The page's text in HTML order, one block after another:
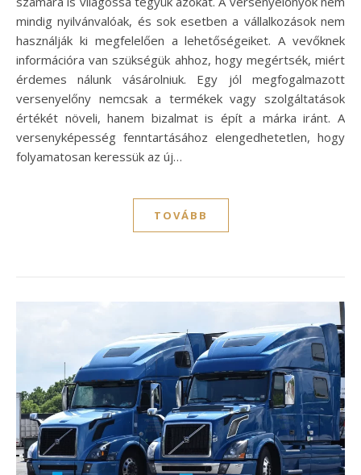
mindig nyilvánvalóak, és sok esetben a vállalkozások nem
használják ki megfelelően a lehetőségeiket. A vevőknek
információra van szükségük ahhoz, hogy megértsék, miért
érdemes nálunk vásárolniuk. Egy jól megfogalmazott
versenyelőny nemcsak a termékek vagy szolgáltatások
értékét növeli, hanem bizalmat is épít a márka iránt. A
versenyképesség fenntartásához elengedhetetlen, hogy
folyamatosan keressük az új…
TOVÁBB